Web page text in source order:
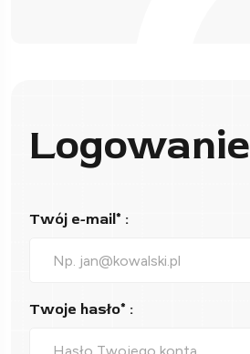
Logowanie
Twój e-mail* :
Twoje hasło* :